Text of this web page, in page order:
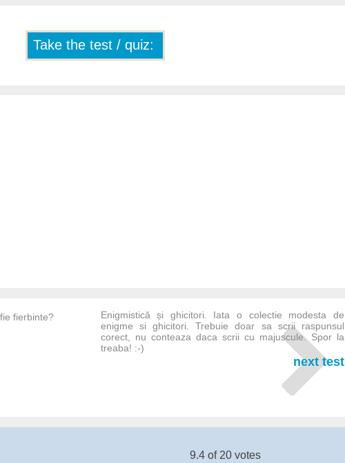
fierbinte?
Enigmistică și ghicitori. Iata o colectie modesta de
enigme si ghicitori. Trebuie doar sa scrii raspunsul
corect, nu conteaza daca scrii cu majuscule. Spor la
treaba! :-)
next test
9.4 of 20 votes